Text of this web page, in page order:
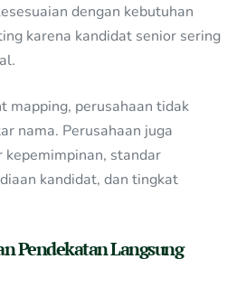
dengan kebutuhan
karena kandidat senior sering
mapping, perusahaan tidak
nama. Perusahaan juga
kepemimpinan, standar
kandidat, dan tingkat
Pendekatan Langsung